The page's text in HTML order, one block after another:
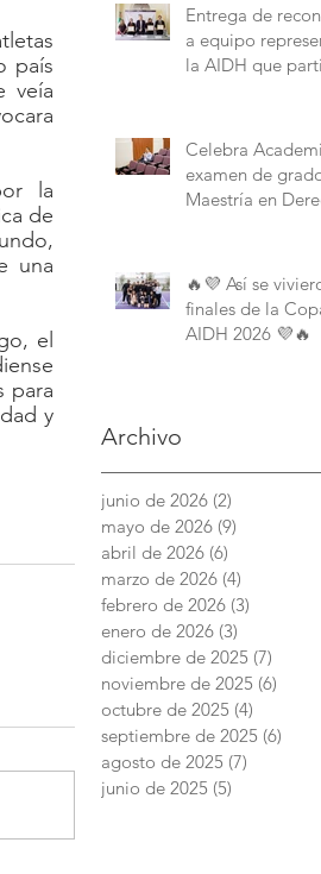
país
veía
la
de
una
el
para
y
Entrega de
a equipo
la AIDH que
American
Celebra
examen de
Maestría en
🔥💜 Así se
finales de la
AIDH 2026 💜🔥
Archivo
junio de 2026 (2)
mayo de 2026 (9)
abril de 2026 (6)
marzo de 2026 (4)
febrero de 2026 (3)
enero de 2026 (3)
diciembre de 2025 (7)
noviembre de 2025 (6)
octubre de 2025 (4)
septiembre de 2025 (6)
agosto de 2025 (7)
junio de 2025 (5)